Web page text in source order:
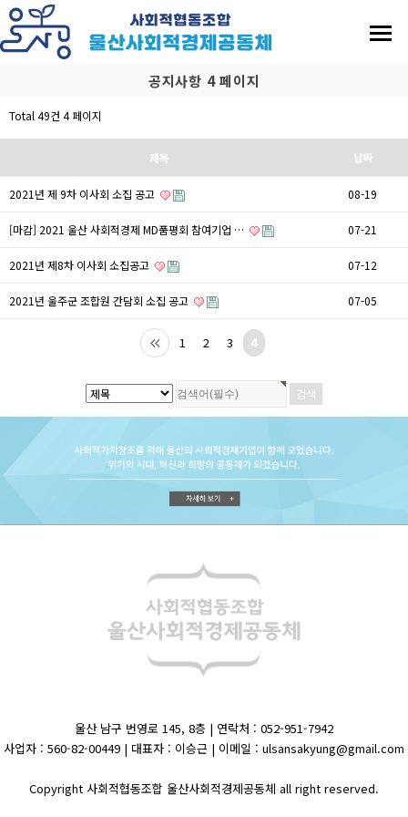
공지사항 4 페이지
Total 49건 4 페이지
제목 날짜
2021년 제 9차 이사회 소집 공고 08-19
[마감] 2021 울산 사회적경제 MD품평회 참여기업 … 07-21
2021년 제8차 이사회 소집공고 07-12
2021년 울주군 조합원 간담회 소집 공고 07-05
1 2 3 4
울산 남구 번영로 145, 8층 | 연락처 : 052-951-7942
사업자 : 560-82-00449 | 대표자 : 이승근 | 이메일 : ulsansakyung@gmail.com
Copyright 사회적협동조합 울산사회적경제공동체 all right reserved.